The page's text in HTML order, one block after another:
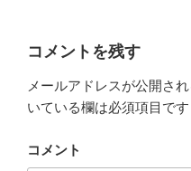
c
e
b
o
o
tt
er
ail
a
コメントを残す
メールアドレスが公開さ
いている欄は必須項目です
コメント